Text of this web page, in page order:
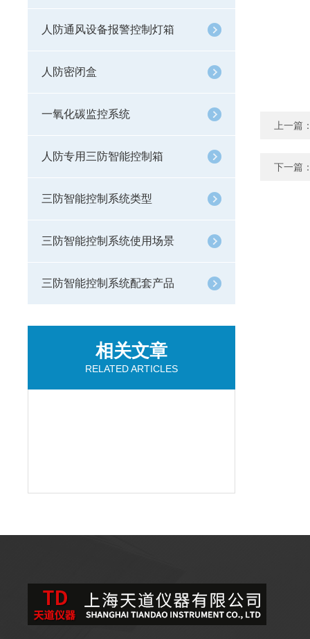
人防通风设备报警控制灯箱
人防密闭盒
一氧化碳监控系统
人防专用三防智能控制箱
三防智能控制系统类型
三防智能控制系统使用场景
三防智能控制系统配套产品
相关文章
RELATED ARTICLES
上一篇
下一篇